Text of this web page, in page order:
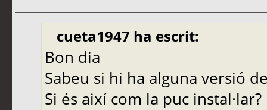
cueta1947 ha escrit:
Bon dia
Sabeu si hi ha alguna versió
Si és així com la puc instal·lar?